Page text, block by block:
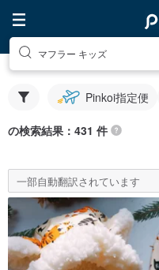
マフラー キッズ
Pinkoi指定便
の検索結果：431 件
一部自動翻訳されています